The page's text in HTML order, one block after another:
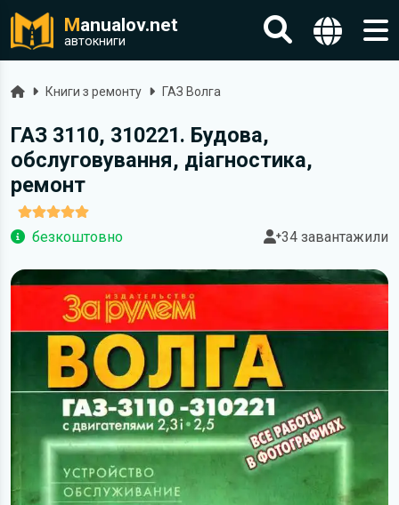
Manualov.net
автокниги
ГоловнаКниги з ремонту ГАЗ Волга
ГАЗ 3110, 310221. Будова,
обслуговування, діагностика,
ремонт
безкоштовно 34 завантажили